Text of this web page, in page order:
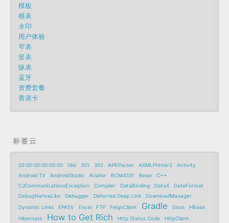
模板
横表
水印
用户体验
窄表
竖表
纵表
蓝牙
资费套餐
香港卡
标签云
02:00:00:00:00:00 0kb 301 302 APKParser AXMLPrinter2
Activity
Android TV
AndroidStudio Aviator BCM4331 Bean
C++
CJCommunicationsException
Compiler DataBinding DataX
DateFormat
DebugNativeLibs
Debugger Deferred Deep Link
DownloadManager
Dynamic Links
EPASV Excel FTP FeignClient Gradle Gson
HBase
Hibernate
How to Get Rich Http Status Code
HttpClient